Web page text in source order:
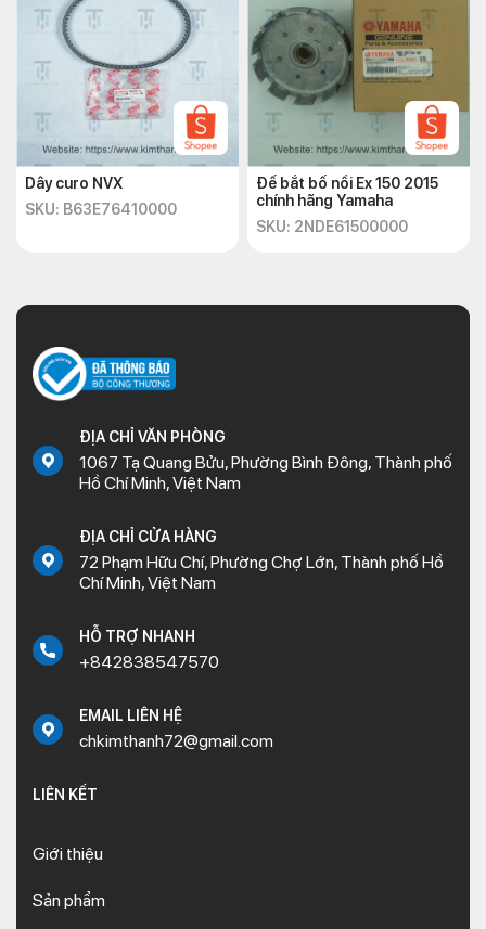
Dây curo NVX
SKU: B63E76410000
Đế bắt bố nồi Ex 150 2015
chính hãng Yamaha
SKU: 2NDE61500000
ĐỊA CHỈ VĂN PHÒNG
1067 Tạ Quang Bửu, Phường Bình Đông, Thành phố
Hồ Chí Minh, Việt Nam
ĐỊA CHỈ CỬA HÀNG
72 Phạm Hữu Chí, Phường Chợ Lớn, Thành phố Hồ
Chí Minh, Việt Nam
HỖ TRỢ NHANH
+842838547570
EMAIL LIÊN HỆ
chkimthanh72@gmail.com
LIÊN KẾT
Giới thiệu
Sản phẩm